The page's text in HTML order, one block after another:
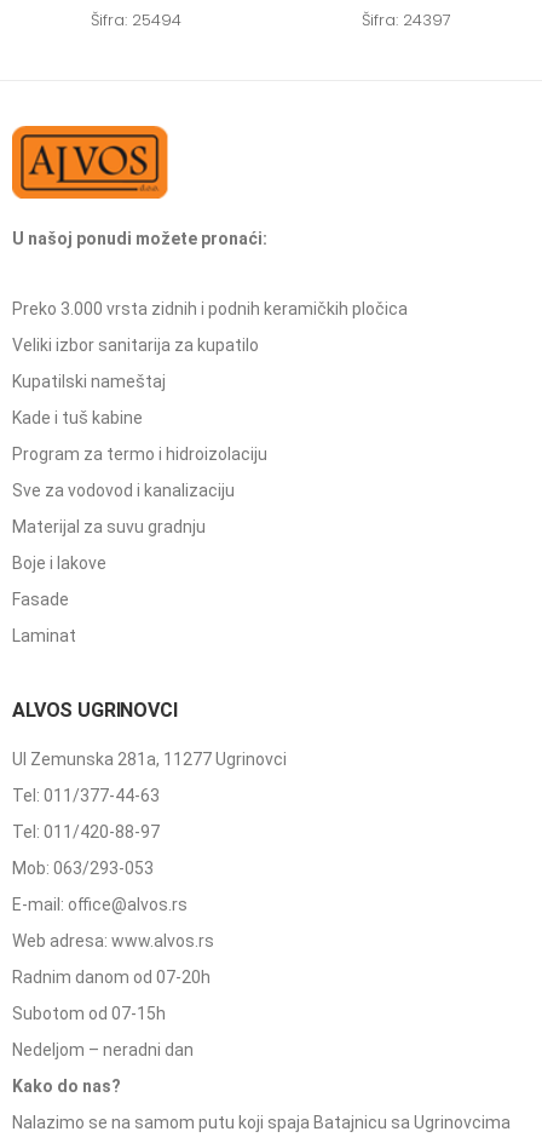
Šifra: 25494 Šifra: 24397
U našoj ponudi možete pronaći:
Preko 3.000 vrsta zidnih i podnih keramičkih pločica
Veliki izbor sanitarija za kupatilo
Kupatilski nameštaj
Kade i tuš kabine
Program za termo i hidroizolaciju
Sve za vodovod i kanalizaciju
Materijal za suvu gradnju
Boje i lakove
Fasade
Laminat
ALVOS UGRINOVCI
Ul Zemunska 281a, 11277 Ugrinovci
Tel: 011/377-44-63
Tel: 011/420-88-97
Mob: 063/293-053
E-mail: office@alvos.rs
Web adresa: www.alvos.rs
Radnim danom od 07-20h
Subotom od 07-15h
Nedeljom – neradni dan
Kako do nas?
Nalazimo se na samom putu koji spaja Batajnicu sa Ugrinovcima